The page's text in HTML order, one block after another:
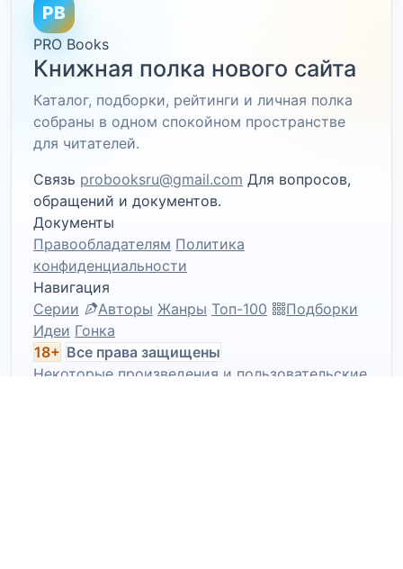
PB
PRO Books
Книжная полка нового сайта
Каталог, подборки, рейтинги и личная полка
собраны в одном спокойном пространстве
для читателей.
Связь probooksru@gmail.com Для вопросов,
обращений и документов.
Документы
Правообладателям Политика
конфиденциальности
Навигация
Серии
Авторы Жанры Топ-100
Подборки
Идеи Гонка
18+ Все права защищены
Некоторые произведения и пользовательские